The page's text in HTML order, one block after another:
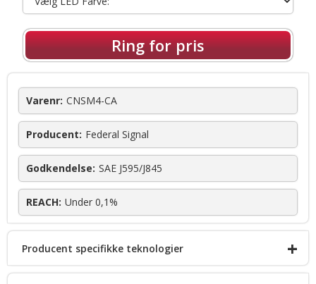
Ring for pris
Varenr: CNSM4-CA
Producent: Federal Signal
Godkendelse: SAE J595/J845
REACH: Under 0,1%
Producent specifikke teknologier +